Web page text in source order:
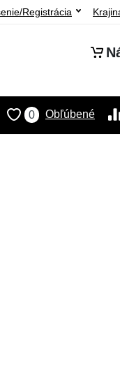
Registrácia
0 Obľúbené